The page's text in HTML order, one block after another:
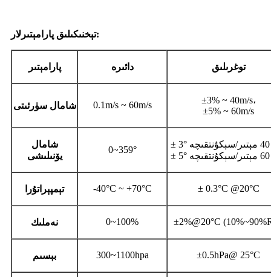
تېخنىكىلىق پارامېتىرلار:
پارامېتىر دائىرە توغرىلىق
شامال سۈرئىتى 0.1m/s ~ 60m/s
±3% ~ 40m/s،
±5% ~ 60m/s
شامال
يۆنىلىشى
0~359°
تېمپېراتۇرا -40°C ~ +70°C ± 0.3°C @20°C
نەملىك 0~100% ±2%@20°C
بېسىم 300~1100hpa ±0.5hPa@ 25°C